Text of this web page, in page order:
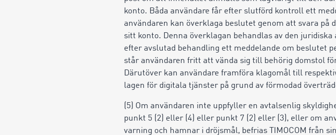
konto. Båda användare får efter slutförd kontroll ett
användaren kan överklaga beslutet genom att svara
sitt konto. Denna överklagan behandlas av den
efter avslutad behandling ett meddelande om beslutet
står användaren fritt att vända sig till behörig domstol
Därutöver kan användare framföra klagomål till
lagen för digitala tjänster på grund av förmodad
(5) Om användaren inte uppfyller en avtalsenlig
punkt 5 (2) eller (4) eller punkt 7 (2) eller (3), eller om
varning och hamnar i dröjsmål, befrias TIMOCOM från